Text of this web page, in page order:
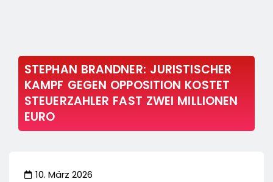
STEPHAN BRANDNER: JURISTISCHER
KAMPF GEGEN OPPOSITION KOSTET
STEUERZAHLER FAST ZWEI MILLIONEN
EURO
10. März 2026